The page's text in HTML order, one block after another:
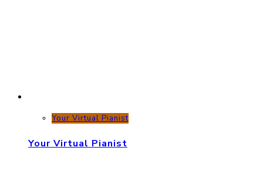
Your Virtual Pianist
Your Virtual Pianist